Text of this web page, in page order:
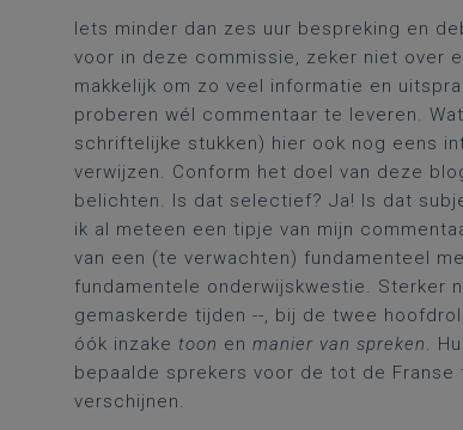
Iets minder dan zes uur bespreking en
voor in deze commissie, zeker niet over
makkelijk om zo veel informatie en
proberen wél commentaar te leveren.
schriftelijke stukken) hier ook nog eens
verwijzen. Conform het doel van deze
belichten. Is dat selectief? Ja! Is dat
ik al meteen een tipje van mijn
van een (te verwachten) fundamenteel
fundamentele onderwijskwestie. Sterker
gemaskerde tijden --, bij de twee
óók inzake toon en manier van spreken.
bepaalde sprekers voor de tot de
verschijnen.